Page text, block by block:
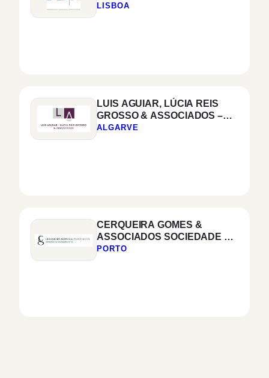
ADVOGADOS, SP, RL
LISBOA
LUIS AGUIAR, LÚCIA REIS
GROSSO & ASSOCIADOS –
SOCIEDADE
ALGARVE
CERQUEIRA GOMES &
ASSOCIADOS SOCIEDADE DE
ADVOGADOS, SP,
PORTO